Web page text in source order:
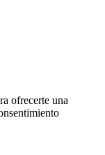
ofrecerte una